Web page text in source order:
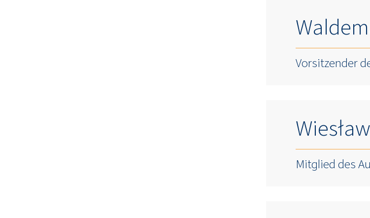
Vorsitzender
Mitglied des